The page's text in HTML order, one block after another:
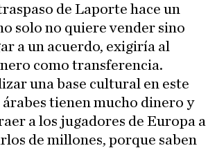
de Laporte hace un
solo no quiere vender sino
a un acuerdo, exigiría al
como transferencia.
una base cultural en este
tienen mucho dinero y
a los jugadores de Europa a
de millones, porque saben